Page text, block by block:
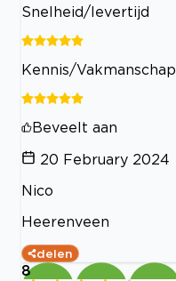
Snelheid/levertijd
Kennis/Vakmanschap
Beveelt aan
20 February 2024
Nico
Heerenveen
delen
8